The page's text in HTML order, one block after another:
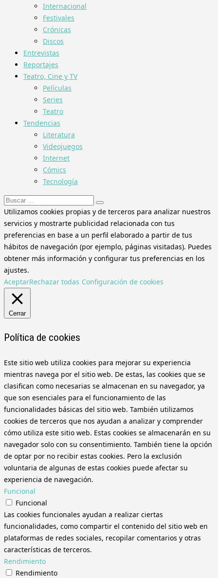
Internacional
Festivales
Crónicas
Discos
Entrevistas
Reportajes
Teatro, Cine y TV
Películas
Series
Teatro
Tendencias
Literatura
Videojuegos
Internet
Cómics
Tecnología
Buscar:
Utilizamos cookies propias y de terceros para analizar nuestros
servicios y mostrarte publicidad relacionada con tus
preferencias en base a un perfil elaborado a partir de tus
hábitos de navegación (por ejemplo, páginas visitadas). Puedes
obtener más información y configurar tus preferencias en los
ajustes.
AceptarRechazar todas Configuración de cookies
Cerrar
Política de cookies
Este sitio web utiliza cookies para mejorar su experiencia
mientras navega por el sitio web. De estas, las cookies que se
clasifican como necesarias se almacenan en su navegador, ya
que son esenciales para el funcionamiento de las
funcionalidades básicas del sitio web. También utilizamos
cookies de terceros que nos ayudan a analizar y comprender
cómo utiliza este sitio web. Estas cookies se almacenarán en su
navegador solo con su consentimiento. También tiene la opción
de optar por no recibir estas cookies. Pero la exclusión
voluntaria de algunas de estas cookies puede afectar su
experiencia de navegación.
Funcional
Funcional
Las cookies funcionales ayudan a realizar ciertas
funcionalidades, como compartir el contenido del sitio web en
plataformas de redes sociales, recopilar comentarios y otras
características de terceros.
Rendimiento
Rendimiento